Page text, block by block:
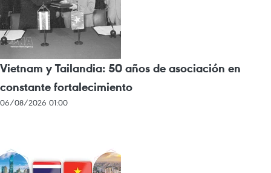
Vietnam y Tailandia: 50 años de asociación en
constante fortalecimiento
06/08/2026 01:00